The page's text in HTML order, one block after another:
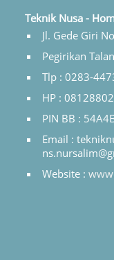
Teknik Nusa -
Jl. Gede Giri
Pegirikan
Tlp : 0283-
HP :
PIN BB :
Email :
Website :